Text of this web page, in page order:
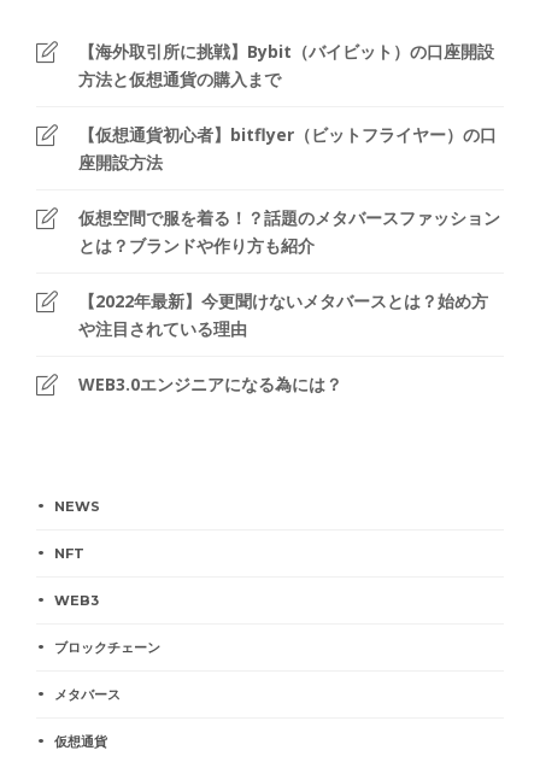
【海外取引所に挑戦】Bybit（バイビット）の口座開設
方法と仮想通貨の購入まで
【仮想通貨初心者】bitflyer（ビットフライヤー）の口
座開設方法
仮想空間で服を着る！？話題のメタバースファッション
とは？ブランドや作り方も紹介
【2022年最新】今更聞けないメタバースとは？始め方
や注目されている理由
WEB3.0エンジニアになる為には？
NEWS
NFT
WEB3
ブロックチェーン
メタバース
仮想通貨